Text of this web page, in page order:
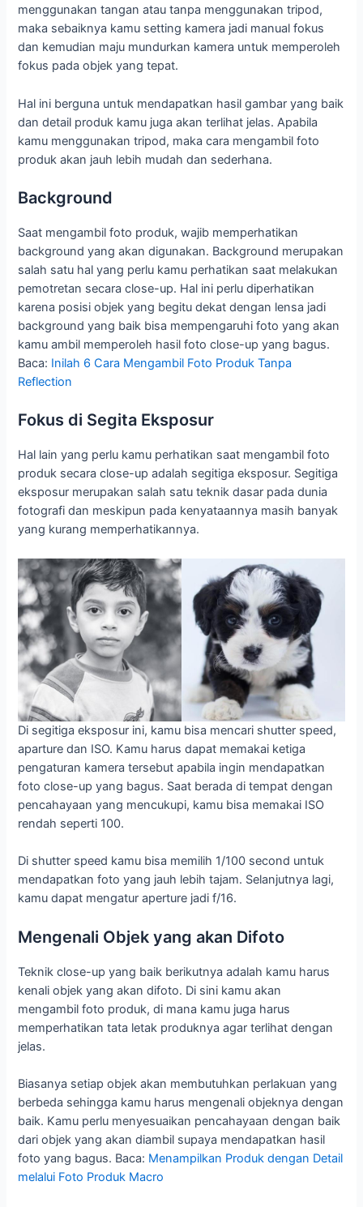
menggunakan tangan atau tanpa menggunakan tripod,
maka sebaiknya kamu setting kamera jadi manual fokus
dan kemudian maju mundurkan kamera untuk memperoleh
fokus pada objek yang tepat.
Hal ini berguna untuk mendapatkan hasil gambar yang baik
dan detail produk kamu juga akan terlihat jelas. Apabila
kamu menggunakan tripod, maka cara mengambil foto
produk akan jauh lebih mudah dan sederhana.
Background
Saat mengambil foto produk, wajib memperhatikan
background yang akan digunakan. Background merupakan
salah satu hal yang perlu kamu perhatikan saat melakukan
pemotretan secara close-up. Hal ini perlu diperhatikan
karena posisi objek yang begitu dekat dengan lensa jadi
background yang baik bisa mempengaruhi foto yang akan
kamu ambil memperoleh hasil foto close-up yang bagus.
Baca: Inilah 6 Cara Mengambil Foto Produk Tanpa
Reflection
Fokus di Segita Eksposur
Hal lain yang perlu kamu perhatikan saat mengambil foto
produk secara close-up adalah segitiga eksposur. Segitiga
eksposur merupakan salah satu teknik dasar pada dunia
fotografi dan meskipun pada kenyataannya masih banyak
yang kurang memperhatikannya.
Di segitiga eksposur ini, kamu bisa mencari shutter speed,
aparture dan ISO. Kamu harus dapat memakai ketiga
pengaturan kamera tersebut apabila ingin mendapatkan
foto close-up yang bagus. Saat berada di tempat dengan
pencahayaan yang mencukupi, kamu bisa memakai ISO
rendah seperti 100.
Di shutter speed kamu bisa memilih 1/100 second untuk
mendapatkan foto yang jauh lebih tajam. Selanjutnya lagi,
kamu dapat mengatur aperture jadi f/16.
Mengenali Objek yang akan Difoto
Teknik close-up yang baik berikutnya adalah kamu harus
kenali objek yang akan difoto. Di sini kamu akan
mengambil foto produk, di mana kamu juga harus
memperhatikan tata letak produknya agar terlihat dengan
jelas.
Biasanya setiap objek akan membutuhkan perlakuan yang
berbeda sehingga kamu harus mengenali objeknya dengan
baik. Kamu perlu menyesuaikan pencahayaan dengan baik
dari objek yang akan diambil supaya mendapatkan hasil
foto yang bagus. Baca: Menampilkan Produk dengan Detail
melalui Foto Produk Macro